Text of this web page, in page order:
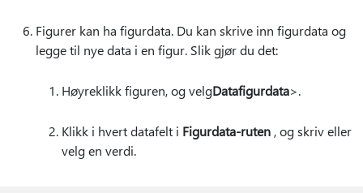
Figurer kan ha figurdata. Du kan skrive inn figurdata og
legge til nye data i en figur. Slik gjør du det:
Høyreklikk figuren, og velgDatafigurdata>.
Klikk i hvert datafelt i Figurdata-ruten, og skriv eller
velg en verdi.